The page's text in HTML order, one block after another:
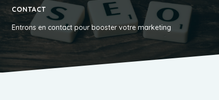
CONTACT
Entrons en contact pour booster votre marketing